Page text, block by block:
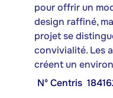
pour offrir un
design raffiné,
projet se
convivialité. Les
créent un
Nº Centris